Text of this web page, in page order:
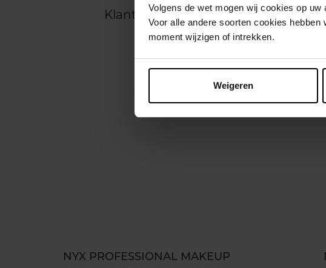
Volgens de wet mogen wij cookies op
Voor alle andere soorten cookies
moment wijzigen of intrekken.
Weigeren
Klantereview
NYX PROFESSIONAL MAKEUP